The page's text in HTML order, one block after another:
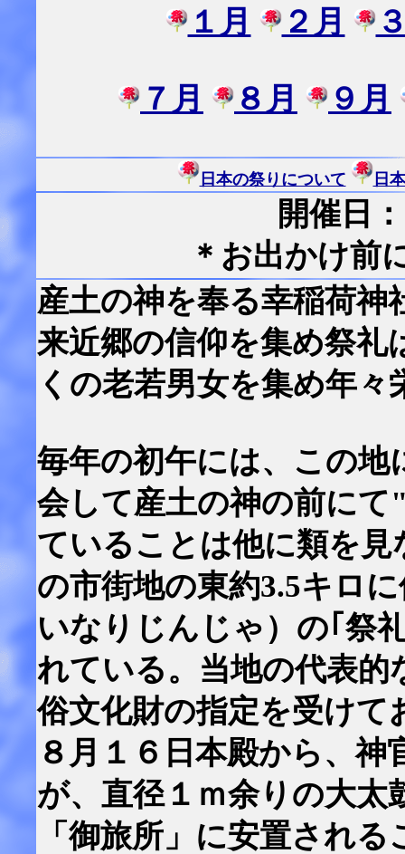
１月 ２月
７月 ８月 ９月
日本の祭りについて 日
開催日
＊お出かけ前
産土の神を奉る幸稲荷神
来近郷の信仰を集め祭礼
くの老若男女を集め年
毎年の初午には、この地
会して産土の神の前に
ていることは他に類を
の市街地の東約3.5キロ
いなりじんじゃ）の｢祭
れている。当地の代表的
俗文化財の指定を受けて
８月１６日本殿から、
が、直径１ｍ余りの大太
「御旅所」に安置され